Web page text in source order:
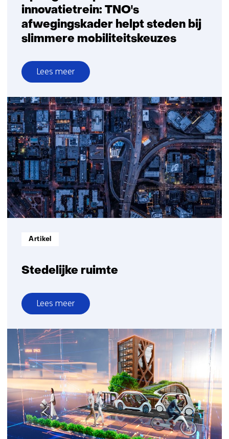
innovatietrein: TNO's
afwegingskader helpt steden bij
slimmere mobiliteitskeuzes
Lees meer
over
Spring
niet
op
elke
innovatietrein:
TNO's
afwegingskader
helpt
steden
bij
slimmere
Stedelijke ruimte
Informatietype:
Artikel
Lees meer
over
Stedelijke
ruimte